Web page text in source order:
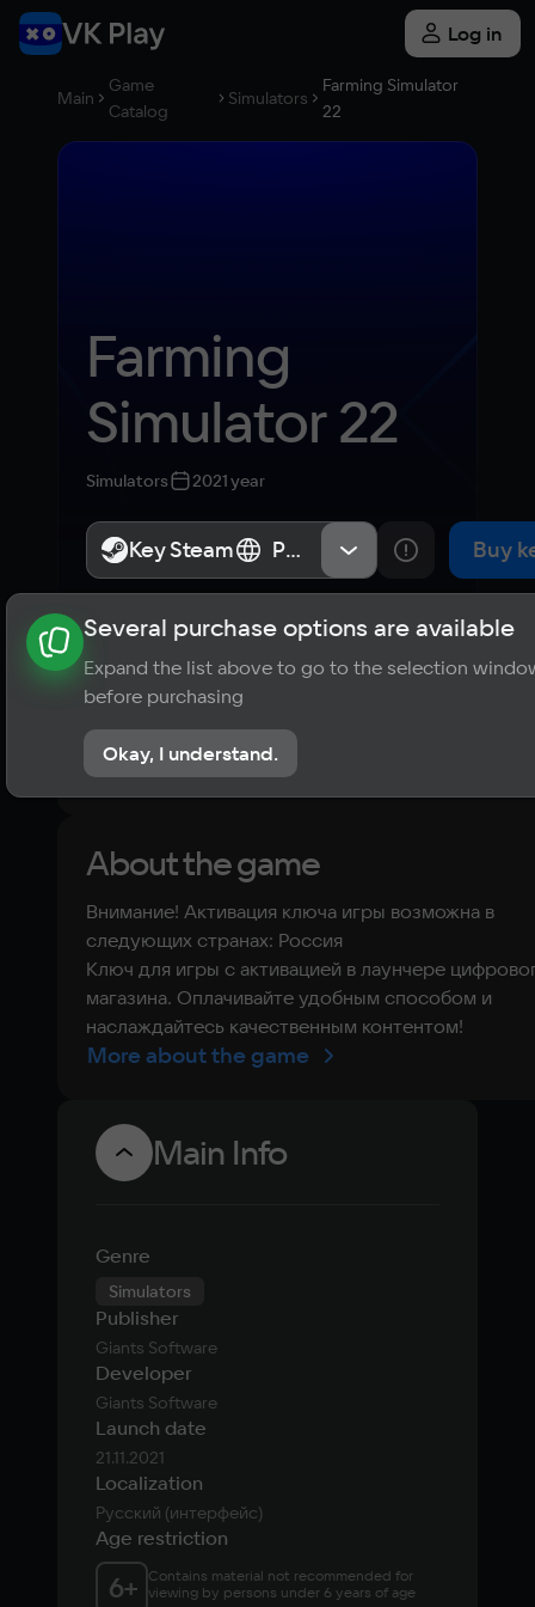
Log in
Main
Game
Catalog
Simulators
Farming Simulator
22
Farming
Simulator 22
Simulators 2021 year
Key Steam Россия Buy
About the game News Requirements
10 Player ratings
1 review
About the game
Внимание! Активация ключа игры возможна в
следующих странах: Россия
Ключ для игры с активацией в лаунчере
магазина. Оплачивайте удобным способом и
наслаждайтесь качественным контентом!
More about the game
Main Info
Genre
Simulators
Publisher
Giants Software
Developer
Giants Software
Launch date
21.11.2021
Localization
Русский (интерфейс)
Age restriction
6+
Contains material not recommended for
viewing by persons under 6 years of age
Key Steam Россия
Several purchase options are available
Expand the list above to go to the selection
before purchasing
Okay, I understand.